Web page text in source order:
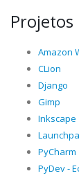
Amazon
CLion
Django
Gimp
Inkscape
PyCharm
PyDev -